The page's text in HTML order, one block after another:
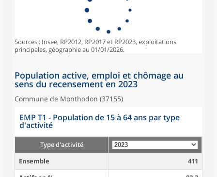
Sources : Insee, RP2012, RP2017 et RP2023, exploitations
principales, géographie au 01/01/2026.
Population active, emploi et chômage au
sens du recensement en 2023
Commune de Monthodon (37155)
EMP T1 - Population de 15 à 64 ans par type
d'activité
Type d'activité
Ensemble
411